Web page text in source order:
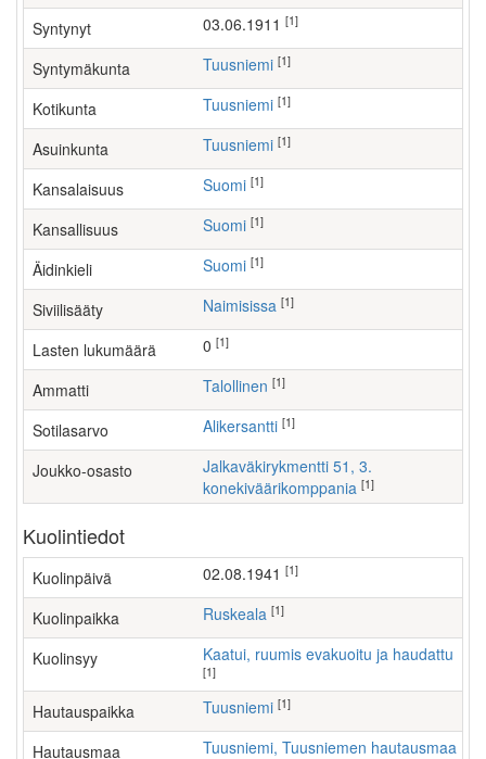
Syntynyt 03.06.1911 [1]
Syntymäkunta Tuusniemi [1]
Kotikunta Tuusniemi [1]
Asuinkunta Tuusniemi [1]
Kansalaisuus Suomi [1]
Kansallisuus Suomi [1]
Äidinkieli Suomi [1]
Siviilisääty Naimisissa [1]
Lasten lukumäärä [1]
Ammatti talollinen [1]
Sotilasarvo Alikersantti [1]
Joukko-osasto
Jalkaväkirykmentti 51, 3.
konekiväärikomppania [1]
Kuolintiedot
Kuolinpäivä 02.08.1941 [1]
Kuolinpaikka Ruskeala [1]
Kuolinsyy Kaatui, ruumis evakuoitu ja haudattu
[1]
Hautauspaikka Tuusniemi [1]
Hautausmaa Tuusniemi, Tuusniemen hautausmaa